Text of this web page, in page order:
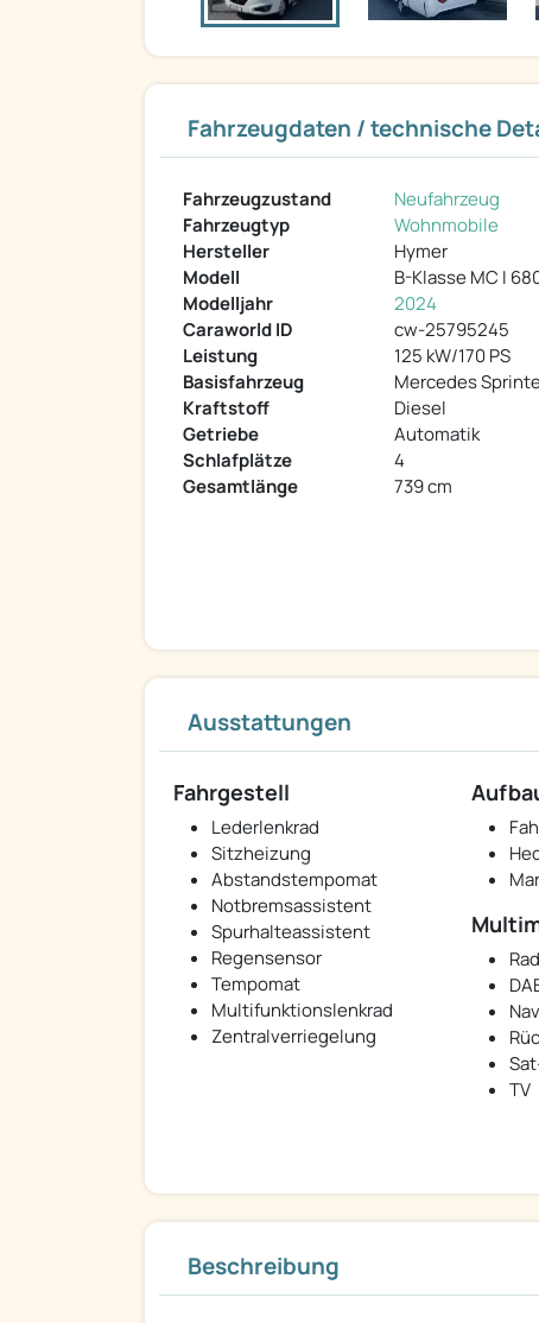
Fahrzeugdaten / technische
Fahrzeugzustand
Neufahrzeug
Fahrzeugtyp
Wohnmobile
Hersteller
Hymer
Modell
B-Klasse MC I
Modelljahr
2024
Caraworld ID
cw-25795245
Leistung
125 kW/170 PS
Basisfahrzeug
Mercedes
Kraftstoff
Diesel
Getriebe
Automatik
Schlafplätze
4
Gesamtlänge
739 cm
Ausstattungen
Fahrgestell
Lederlenkrad
Sitzheizung
Abstandstempomat
Notbremsassistent
Spurhalteassistent
Regensensor
Tempomat
Multifunktionslenkrad
Zentralverriegelung
TV
Beschreibung